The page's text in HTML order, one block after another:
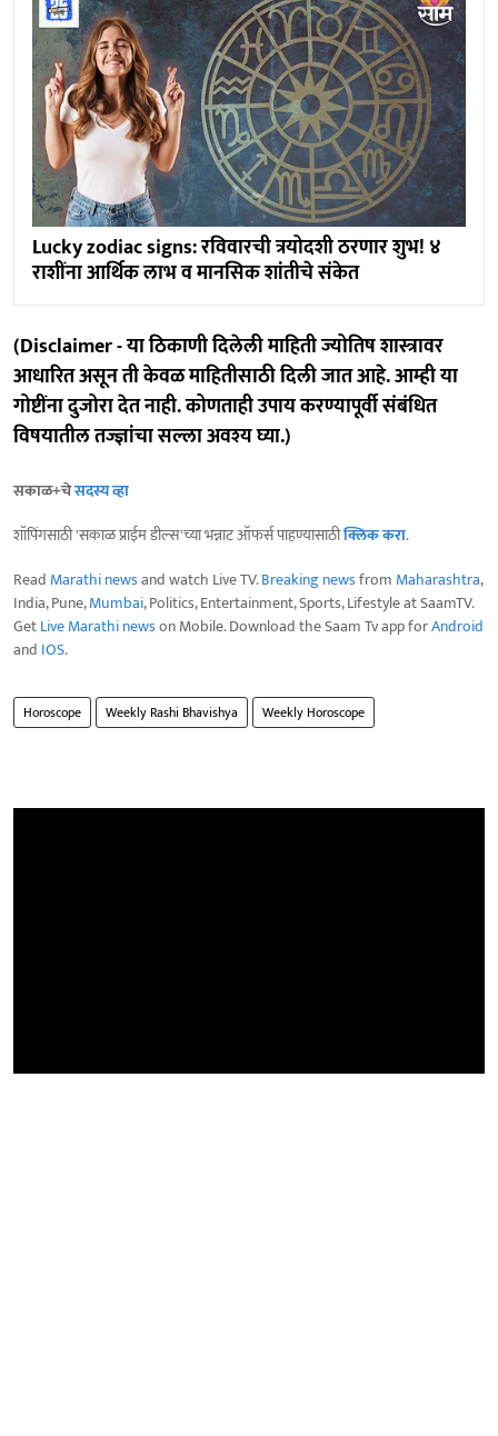
Lucky zodiac signs: रविवारची त्रयोदशी ठरणार शुभ! ४
राशींना आर्थिक लाभ व मानसिक शांतीचे संकेत
(Disclaimer - या ठिकाणी दिलेली माहिती ज्योतिष शास्त्रावर
आधारित असून ती केवळ माहितीसाठी दिली जात आहे. आम्ही या
गोष्टींना दुजोरा देत नाही. कोणताही उपाय करण्यापूर्वी संबंधित
विषयातील तज्ज्ञांचा सल्ला अवश्य घ्या.)
सकाळ+चेसदस्य व्हा
शॉपिंगसाठी 'सकाळ प्राईम डील्स'च्या भन्नाट ऑफर्स पाहण्यासाठीक्लिक करा.
Read Marathi newsand watch Live TV.Breaking newsfrom Maharashtra,
India, Pune,Mumbai, Politics, Entertainment, Sports, Lifestyle at SaamTV.
GetLive Marathi newson Mobile. Download the Saam Tv app forAndroid
and IOS.
Horoscope Weekly Rashi Bhavishya Weekly Horoscope